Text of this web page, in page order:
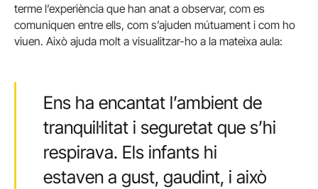
terme l’experiència que han anat a observar, com es
comuniquen entre ells, com s’ajuden mútuament i com ho
viuen. Això ajuda molt a visualitzar-ho a la mateixa aula:
Ens ha encantat l’ambient de
tranquil·litat i seguretat que s’hi
respirava. Els infants hi
estaven a gust, gaudint, i això